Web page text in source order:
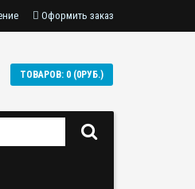
Оформить заказ
ТОВАРОВ: 0 (0РУБ.)